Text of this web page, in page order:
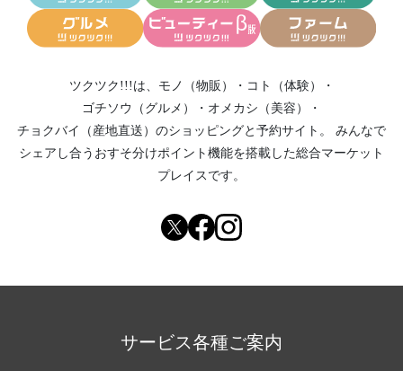
ツクツク!!!は、 モノ（物販） ・ コト（体験）
・
ゴチソウ（グルメ）
・ オメカシ（美容）
・
チョクバイ（産地直送） のショッピングと予約サイト。
みんなで
シェアし合う おすそ分けポイント機能を搭載した総合マーケット
プレイスです。
サービス各種ご案内